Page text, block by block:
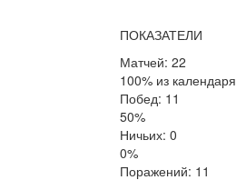
ПОКАЗАТЕЛИ
Матчей: 22
100% из календаря
Побед: 11
50%
Ничьих: 0
0%
Поражений: 11